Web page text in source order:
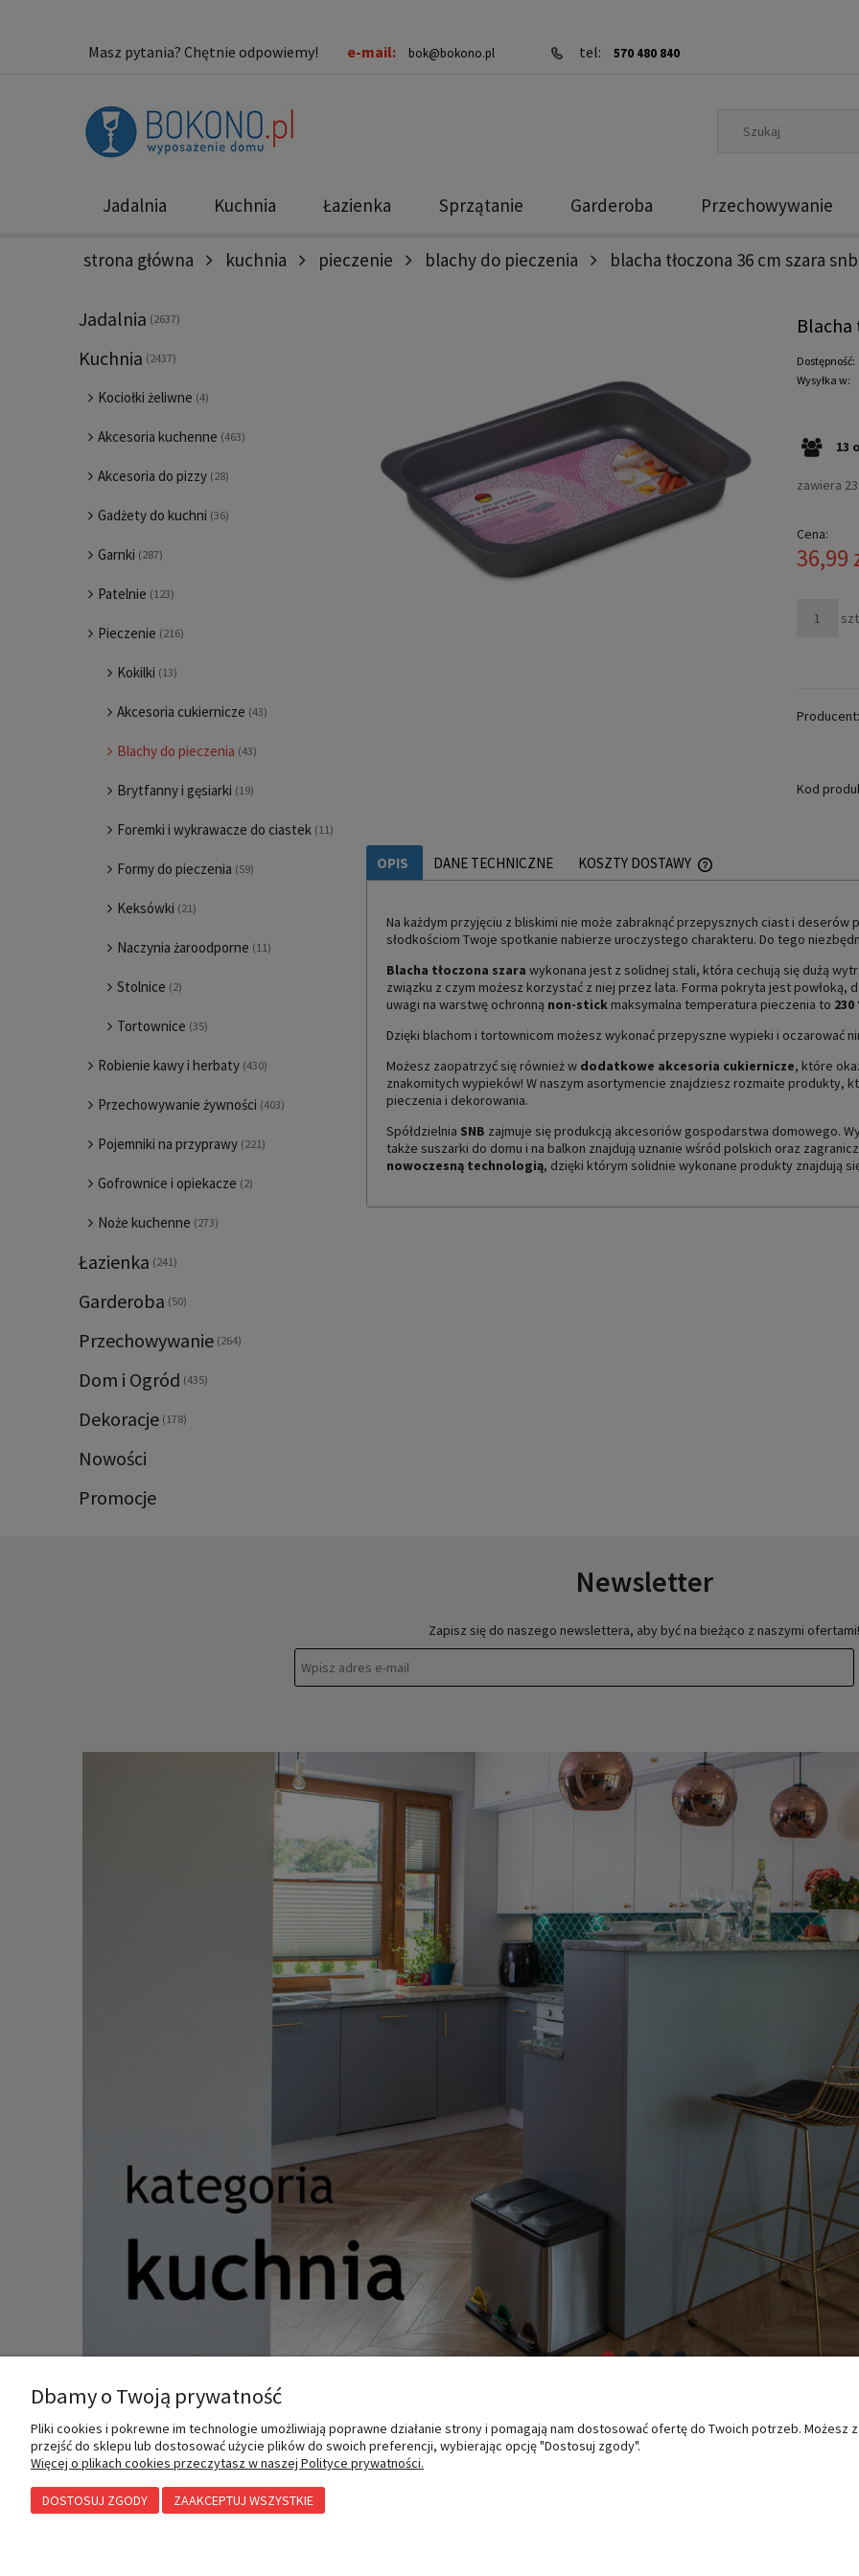
Masz pytania? Chętnie odpowiemy! e-mail: bok@bokono.pl tel: 570 480 840
Jadalnia Kuchnia Łazienka Sprzątanie Garderoba Przechowywanie
Nowości Promocje
strona główna kuchnia pieczenie blachy do pieczenia blacha tłoczona 36 cm szara snb
Jadalnia (2637)
Kuchnia (2437)
Kociołki żeliwne (4)
Akcesoria kuchenne (463)
Akcesoria do pizzy (28)
Gadżety do kuchni (36)
Garnki (287)
Patelnie (123)
Pieczenie (216)
Kokilki (13)
Akcesoria cukiernicze (43)
Blachy do pieczenia (43)
Brytfanny i gęsiarki (19)
Foremki i wykrawacze do ciastek (11)
Formy do pieczenia (59)
Keksówki (21)
Naczynia żaroodporne (11)
Stolnice (2)
Tortownice (35)
Robienie kawy i herbaty (430)
Przechowywanie żywności (403)
Pojemniki na przyprawy (221)
Gofrownice i opiekacze (2)
Noże kuchenne (273)
Łazienka (241)
Garderoba (50)
Przechowywanie (264)
Dom i Ogród (435)
Dekoracje (178)
Nowości
Promocje
Blacha
Dostępność:
Wysyłka w:
13
zawiera
Cena:
36,99
Producent:
Kod
OPIS DANE TECHNICZNE KOSZTY DOSTAWY
CENA NIE ZAWIERA
PŁATNOŚCI
Na każdym przyjęciu z bliskimi nie może zabraknąć przepysznych ciast i
słodkościom Twoje spotkanie nabierze uroczystego charakteru. Do tego
Blacha tłoczona szara wykonana jest z solidnej stali, która cechują się dużą
związku z czym możesz korzystać z niej przez lata. Forma pokryta jest
uwagi na warstwę ochronną non-stick maksymalna temperatura pieczenia to 230
Dzięki blachom i tortownicom możesz wykonać przepyszne wypieki i oczarować
Możesz zaopatrzyć się również w dodatkowe akcesoria cukiernicze, które
znakomitych wypieków! W naszym asortymencie znajdziesz rozmaite produkty,
pieczenia i dekorowania.
Spółdzielnia SNB zajmuje się produkcją akcesoriów gospodarstwa domowego.
także suszarki do domu i na balkon znajdują uznanie wśród polskich oraz
nowoczesną technologią, dzięki którym solidnie wykonane produkty znajdują
Newsletter
Zapisz się do naszego newslettera, aby być na bieżąco z naszymi ofertami!
MOJE KONTO
Twoje zamówienia
INFORMACJE
Polityka prywatności
O NAS
Dbamy o Twoją prywatność
Pliki cookies i pokrewne im technologie umożliwiają poprawne działanie strony i pomagają nam dostosować ofertę do Twoich potrzeb.
przejść do sklepu lub dostosować użycie plików do swoich preferencji, wybierając opcję "Dostosuj zgody".
Więcej o plikach cookies przeczytasz w naszej Polityce prywatności.
DOSTOSUJ ZGODY ZAAKCEPTUJ WSZYSTKIE